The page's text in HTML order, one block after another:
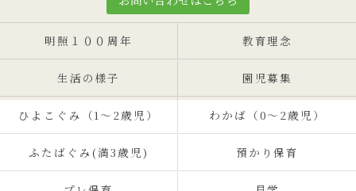
明照１００周年 教育理念
生活の様子 園児募集
ひよこぐみ（1〜2歳児） わかば（0～2歳児）
ふたばぐみ(満3歳児) 預かり保育